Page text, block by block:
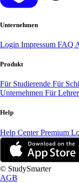
Unternehmen
Login Impressum FAQ
Produkt
Für Studierende Für
Unternehmen Für
Help
Help CenterPremium
© StudySmarter
AGB